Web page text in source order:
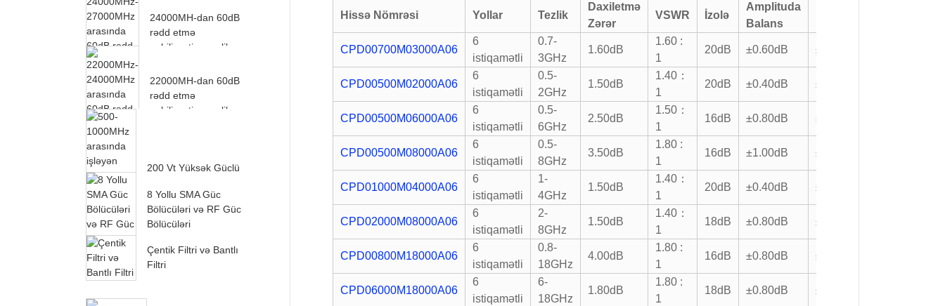
24000MH-dan 60dB
rədd etmə
qabiliyyətinə malik
22000MH-dan 60dB
rədd etmə
qabiliyyətinə malik
200 Vt Yüksək Güclü
500-10...
8 Yollu SMA Güc
Bölücüləri və RF Güc
Bölücüləri
Çentik Filtri və Bantlı
Filtri
Hissə Nömrəsi Yollar Tezlik
Daxiletmə
Zərər
VSWR İzolə
Amplituda
Balans
CPD00700M03000A06
6
istiqamətli
0.7-
3GHz
1.60dB
1.60 :
1
20dB ±0.60dB ±6°
CPD00500M02000A06
6
istiqamətli
0.5-
2GHz
1.50dB
1.40：
1
20dB ±0.40dB ±5°
CPD00500M06000A06
6
istiqamətli
0.5-
6GHz
2.50dB
1.50：
1
16dB ±0.80dB ±8°
CPD00500M08000A06
6
istiqamətli
0.5-
8GHz
3.50dB
1.80 :
1
16dB ±1.00dB ±10°
CPD01000M04000A06
6
istiqamətli
1-
4GHz
1.50dB
1.40：
1
20dB ±0.40dB ±5°
CPD02000M08000A06
6
istiqamətli
2-
8GHz
1.50dB
1.40：
1
18dB ±0.80dB ±5°
CPD00800M18000A06
6
istiqamətli
0.8-
18GHz
4.00dB
1.80 :
1
16dB ±0.80dB ±10°
CPD06000M18000A06
6
istiqamətli
6-
18GHz
1.80dB
1.80 :
1
18dB ±0.80dB ±10°